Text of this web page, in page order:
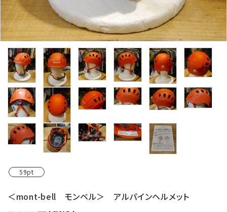
ACCOUNT MENU
ようこそ ゲスト 様
meeting_room ログイン person 新規会員登録
59pt
＜mont-bell モンベル＞ アルパインヘルメット